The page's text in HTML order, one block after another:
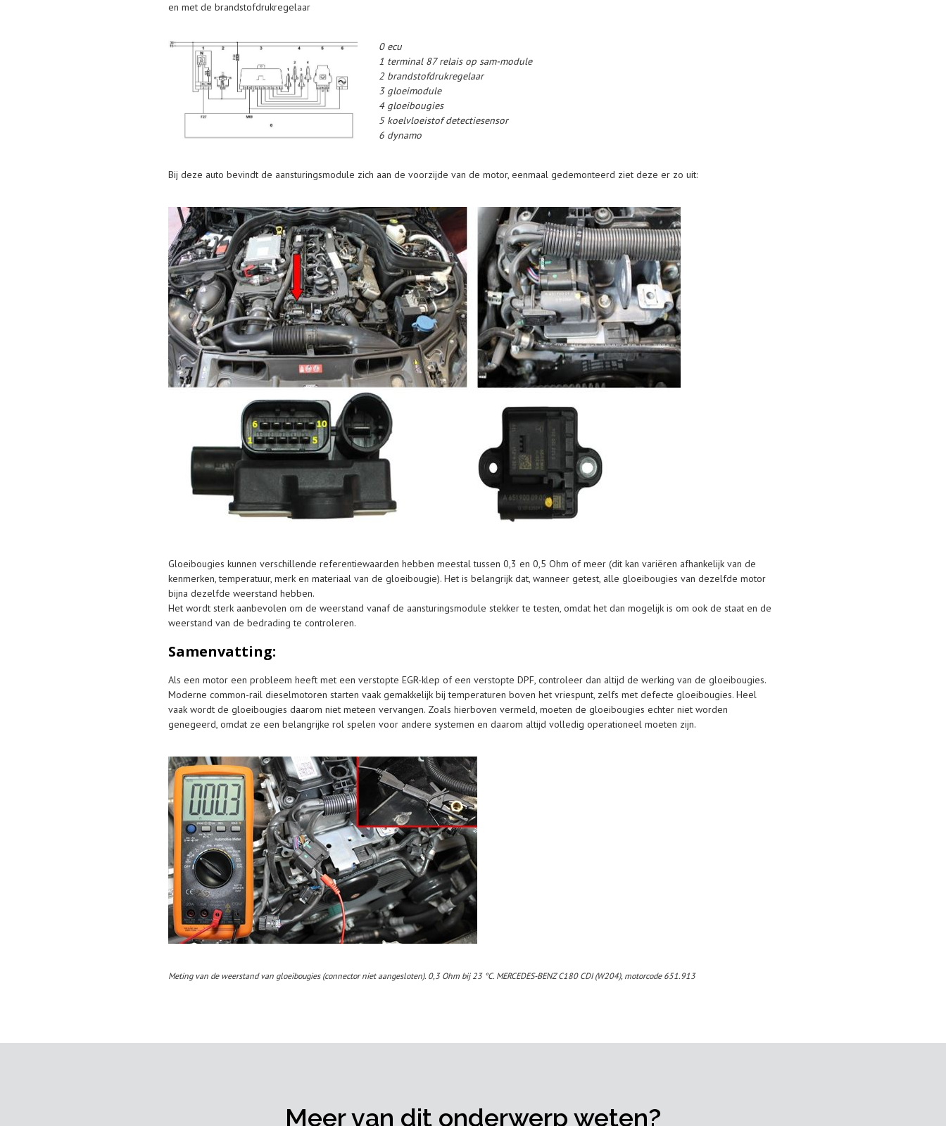
en met de brandstofdrukregelaar
0 ecu
1 terminal 87 relais op sam-module
2 brandstofdrukregelaar
3 gloeimodule
4 gloeibougies
5 koelvloeistof detectiesensor
6 dynamo
Bij deze auto bevindt de aansturingsmodule zich aan de voorzijde van de motor, eenmaal gedemonteerd ziet deze er zo uit:
Gloeibougies kunnen verschillende referentiewaarden hebben meestal tussen 0,3 en 0,5 Ohm of meer (dit kan variëren afhankelijk van de
kenmerken, temperatuur, merk en materiaal van de gloeibougie). Het is belangrijk dat, wanneer getest, alle gloeibougies van dezelfde motor
bijna dezelfde weerstand hebben.
Het wordt sterk aanbevolen om de weerstand vanaf de aansturingsmodule stekker te testen, omdat het dan mogelijk is om ook de staat en de
weerstand van de bedrading te controleren.
Samenvatting:
Als een motor een probleem heeft met een verstopte EGR-klep of een verstopte DPF, controleer dan altijd de werking van de gloeibougies.
Moderne common-rail dieselmotoren starten vaak gemakkelijk bij temperaturen boven het vriespunt, zelfs met defecte gloeibougies. Heel
vaak wordt de gloeibougies daarom niet meteen vervangen. Zoals hierboven vermeld, moeten de gloeibougies echter niet worden
genegeerd, omdat ze een belangrijke rol spelen voor andere systemen en daarom altijd volledig operationeel moeten zijn.
Meting van de weerstand van gloeibougies (connector niet aangesloten). 0,3 Ohm bij 23 °C. MERCEDES-BENZ C180 CDI (W204), motorcode 651.913
Meer van dit onderwerp weten?